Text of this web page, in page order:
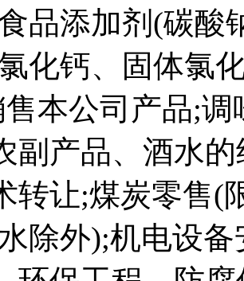
品添加剂(碳酸
化钙、固体氯
本公司产品;
副产品、酒水
转让;煤炭零售(
除外);机电设